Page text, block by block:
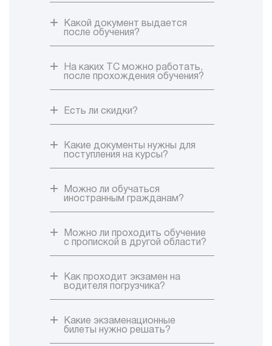
Какой документ выдается
после обучения?
На каких ТС можно работать,
после прохождения обучения?
Есть ли скидки?
Какие документы нужны для
поступления на курсы?
Можно ли обучаться
иностранным гражданам?
Можно ли проходить обучение
с пропиской в другой области?
Как проходит экзамен на
водителя погрузчика?
Какие экзаменационные
билеты нужно решать?